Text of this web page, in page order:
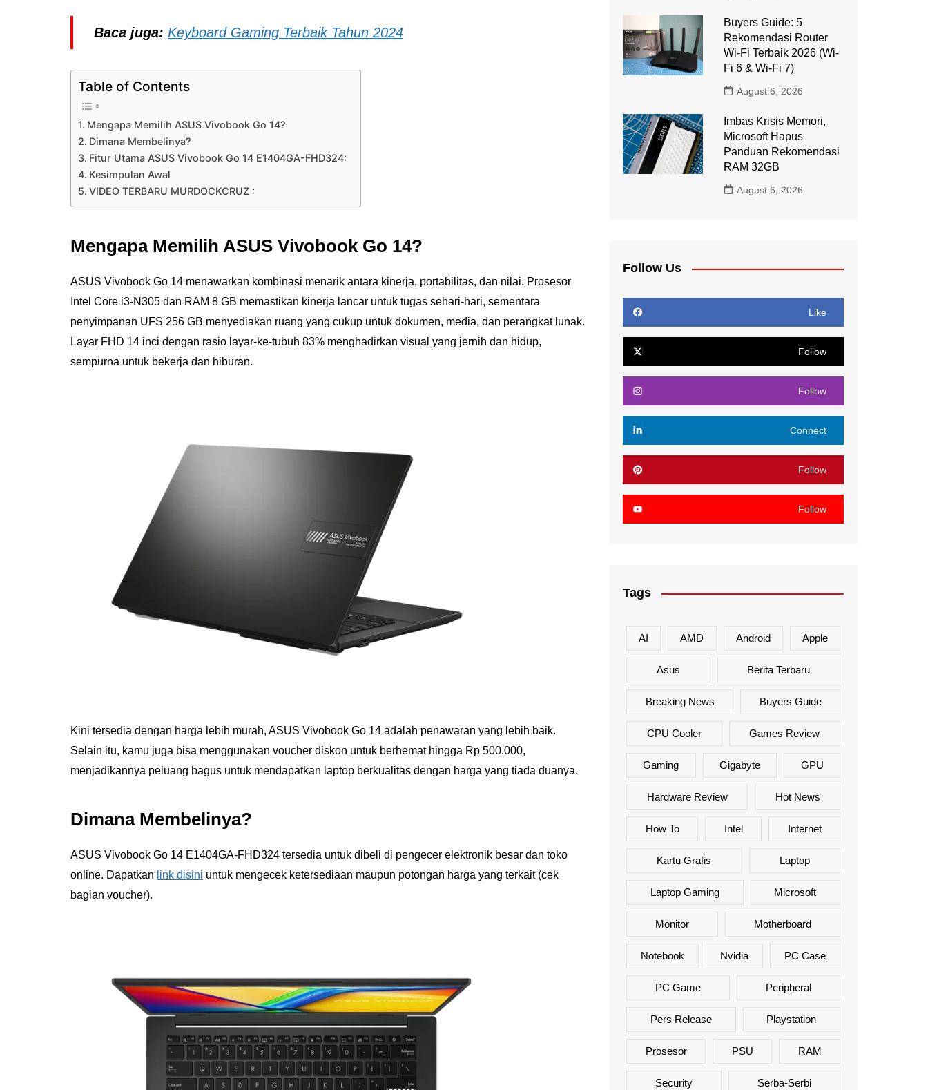
Baca juga: Keyboard Gaming Terbaik Tahun 2024
Table of Contents
Mengapa Memilih ASUS Vivobook Go 14?
Dimana Membelinya?
Fitur Utama ASUS Vivobook Go 14 E1404GA-FHD324:
Kesimpulan Awal
VIDEO TERBARU MURDOCKCRUZ :
Mengapa Memilih ASUS Vivobook Go 14?
ASUS Vivobook Go 14 menawarkan kombinasi menarik antara kinerja, portabilitas, dan nilai. Prosesor
Intel Core i3-N305 dan RAM 8 GB memastikan kinerja lancar untuk tugas sehari-hari, sementara
penyimpanan UFS 256 GB menyediakan ruang yang cukup untuk dokumen, media, dan perangkat lunak.
Layar FHD 14 inci dengan rasio layar-ke-tubuh 83% menghadirkan visual yang jernih dan hidup,
sempurna untuk bekerja dan hiburan.
Kini tersedia dengan harga lebih murah, ASUS Vivobook Go 14 adalah penawaran yang lebih baik.
Selain itu, kamu juga bisa menggunakan voucher diskon untuk berhemat hingga Rp 500.000,
menjadikannya peluang bagus untuk mendapatkan laptop berkualitas dengan harga yang tiada duanya.
Dimana Membelinya?
ASUS Vivobook Go 14 E1404GA-FHD324 tersedia untuk dibeli di pengecer elektronik besar dan toko
online. Dapatkan link disini untuk mengecek ketersediaan maupun potongan harga yang terkait (cek
bagian voucher).
Buyers Guide: 5
Rekomendasi Router
Wi-Fi Terbaik 2026 (Wi-
Fi 6 & Wi-Fi 7)
August 6, 2026
Imbas Krisis Memori,
Microsoft Hapus
Panduan Rekomendasi
RAM 32GB
August 6, 2026
Follow Us
Like
Follow
Follow
Connect
Follow
Follow
Tags
AI AMD Android Apple
Asus Berita Terbaru
Breaking News Buyers Guide
CPU Cooler Games Review
Gaming Gigabyte GPU
Hardware Review Hot News
How To Intel Internet
Kartu Grafis Laptop
Laptop Gaming Microsoft
Monitor Motherboard
Notebook Nvidia PC Case
PC Game Peripheral
Pers Release Playstation
Prosesor PSU RAM
Security Serba-Serbi